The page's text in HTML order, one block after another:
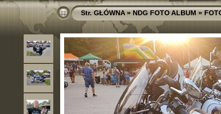
Str. GŁÓWNA»NDG FOTO ALBUM»